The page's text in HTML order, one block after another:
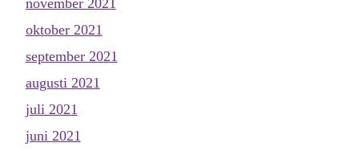
oktober 2021
september 2021
augusti 2021
juli 2021
juni 2021